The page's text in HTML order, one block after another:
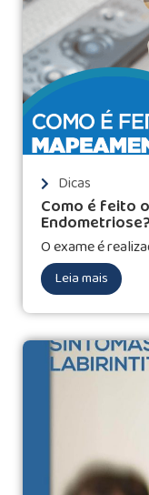
Dicas
Como é feito
O exame é
Leia mais